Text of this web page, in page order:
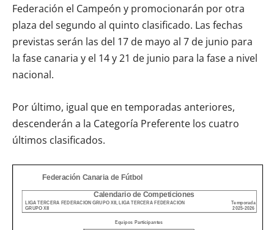
Federación el Campeón y promocionarán por otra
plaza del segundo al quinto clasificado. Las fechas
previstas serán las del 17 de mayo al 7 de junio para
la fase canaria y el 14 y 21 de junio para la fase a nivel
nacional.
Por último, igual que en temporadas anteriores,
descenderán a la Categoría Preferente los cuatro
últimos clasificados.